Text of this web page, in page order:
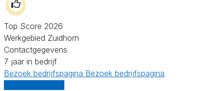
Top Score 2026
Werkgebied Zuidhorn
Contactgegevens
7 jaar in bedrijf
Bezoek bedrijfspagina Bezoek bedrijfspagina